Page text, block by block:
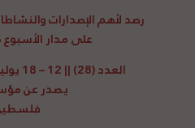
رصدلأهم الإصدارات
على مدار الأسبوع
يصدر عن مؤسسة